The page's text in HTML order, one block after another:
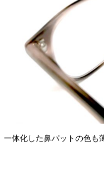
一体化した鼻パットの色も